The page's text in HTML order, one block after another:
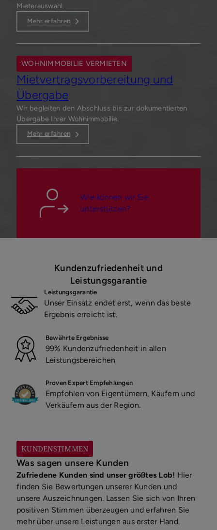
Mieterauswahl.
Mehr erfahren
WOHNIMMOBILIE VERMIETEN
Mietvertragsvorbereitung und
Übergabe
Wir begleiten den Abschluss bis zur dokumentierten
Übergabe Ihrer Wohnimmobilie.
Mehr erfahren
Wie können wir Sie
unterstützen?
Kundenzufriedenheit und
Leistungsgarantie
Leistungsgarantie
Unser Einsatz endet erst, wenn das beste
Ergebnis erreicht ist.
Bewährte Ergebnisse
99% Kundenzufriedenheit in allen
Leistungsbereichen
Proven Expert Empfehlungen
Empfohlen von Eigentümern, Käufern und
Verkäufern aus der Region.
KUNDENSTIMMEN
Was sagen unsere Kunden
Zufriedene Kunden sind unser größtes Lob! Hier
finden Sie Bewertungen unserer Kunden und
unsere Auszeichnungen. Lassen Sie sich von Ihren
positiven Stimmen überzeugen und erfahren Sie
mehr über unsere Leistungen aus erster Hand.